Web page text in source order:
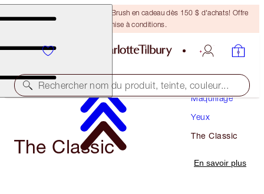
Recevez un pinceau Bronzing Brush en cadeau dès 150 $ d'achats! Offre
soumise à conditions.
Rechercher nom du produit, teinte, couleur...
Maquillage
Yeux
The Classic
The Classic
En savoir plus